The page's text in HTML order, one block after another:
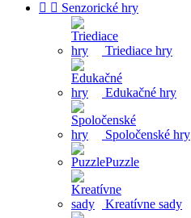
  Senzorické hry
Triediace hry
Edukačné hry
Spoločenské hry
Puzzle
Kreatívne sady